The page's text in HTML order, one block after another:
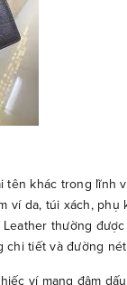
tên khác trong lĩnh
ví da, túi xách, phụ
Leather thường
chi tiết và đường
ví mang đậm